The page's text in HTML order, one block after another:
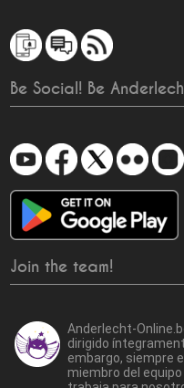
Be Social! Be
Join the team!
Anderlecht-
dirigido
embargo, siempre
miembro del